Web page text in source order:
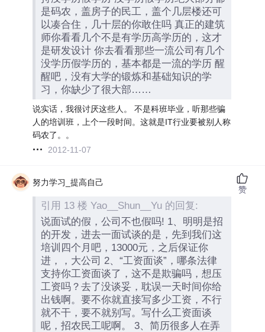
是码农，盖房子的民工，盖个几层楼还可
以凑合住，几十层的你敢住吗 真正的建筑
师你看看几个不是有学历高学历的，这才
是研发设计 你去看看那些一流公司有几个
没学历假学历的，基本都是一流的学历 醒
醒吧，没有大学的锻炼和基础知识的学
习，你缺少了很大部……
说实话，我很讨厌这些人。 不是科班毕业，听那些骗
人的培训班，上个一段时间。这就是IT行业要被别人称
码农了。。
2012-11-07
努力学习_提高自己
引用 13 楼 Yao__Shun__Yu 的回复:
说面试的假，公司不也假吗! 1、明明是招
的开发，进去一面试谈的是，先到我们这
培训四个月吧，13000元，之后保证你
进，，大公司 2、“工资面谈”，哪条法律
支持你工资面谈了，这不是欺骗吗，想压
工资吗？去了没谈妥，耽误一天时间你给
出钱啊。要不你就直接写多少工资，不行
就不干，要不就别写。写什么工资面谈
呢，招农民工呢啊。 3、简历很多人在弄
赞